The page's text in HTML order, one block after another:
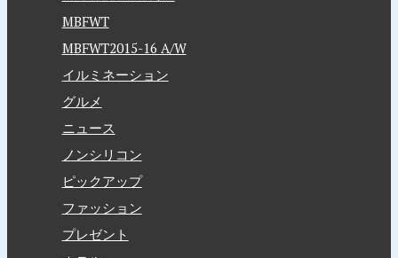
MBFWT
MBFWT2015-16 A/W
イルミネーション
グルメ
ニュース
ノンシリコン
ピックアップ
ファッション
プレゼント